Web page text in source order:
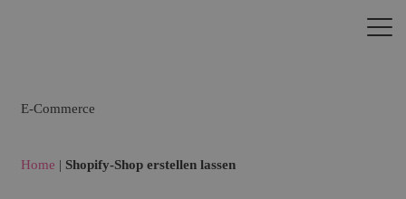
E-Commerce
Home | Shopify-Shop erstellen lassen